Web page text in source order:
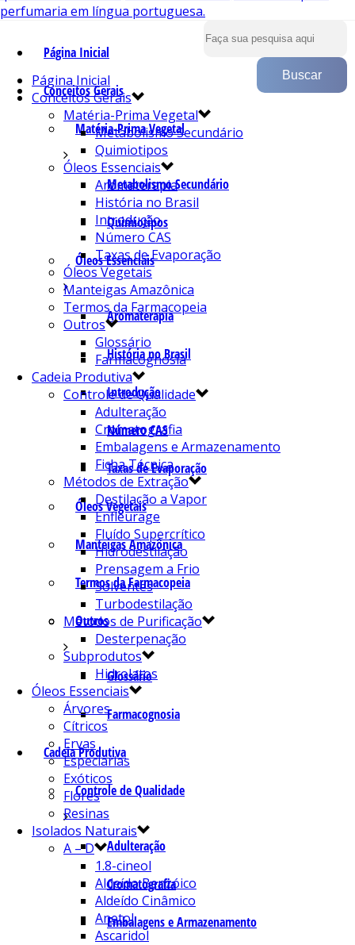
Página Inicial
Conceitos Gerais
Matéria-Prima Vegetal
Metabolismo Secundário
Quimiotipos
Óleos Essenciais
Aromaterapia
História no Brasil
Introdução
Número CAS
Taxas de Evaporação
Óleos Vegetais
Manteigas Amazônica
Termos da Farmacopeia
Outros
Glossário
Farmacognosia
Cadeia Produtiva
Controle de Qualidade
Adulteração
Cromatografia
Embalagens e Armazenamento
Página Inicial
Conceitos Gerais
Matéria-Prima Vegetal
Metabolismo Secundário
Quimiotipos
Óleos Essenciais
Aromaterapia
História no Brasil
Introdução
Número CAS
Taxas de Evaporação
Óleos Vegetais
Manteigas Amazônica
Termos da Farmacopeia
Outros
Glossário
Farmacognosia
Cadeia Produtiva
Controle de Qualidade
Adulteração
Cromatografia
Embalagens e Armazenamento
Ficha Técnica
Métodos de Extração
Destilação a Vapor
Enfleurage
Fluído Supercrítico
Hidrodestilação
Prensagem a Frio
Solventes
Turbodestilação
Métodos de Purificação
Desterpenação
Subprodutos
Hidrolatos
Óleos Essenciais
Árvores
Cítricos
Ervas
Especiarias
Exóticos
Flores
Resinas
Isolados Naturais
A – D
1.8-cineol
Aldeído Benzóico
Aldeído Cinâmico
Anetol
Ascaridol